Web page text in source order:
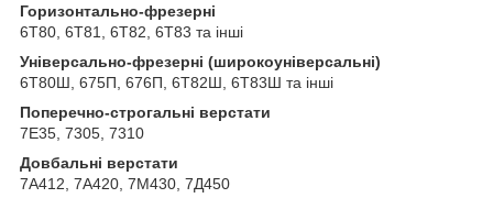
Горизонтально-фрезерні
6Т80, 6Т81, 6Т82, 6Т83 та інші
Універсально-фрезерні (широкоуніверсальні)
6Т80Ш, 675П, 676П, 6Т82Ш, 6Т83Ш та інші
Поперечно-строгальні верстати
7Е35, 7305, 7310
Довбальні верстати
7А412, 7А420, 7М430, 7Д450